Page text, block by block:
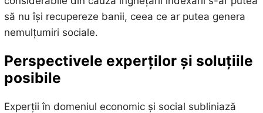
să nu își recupereze banii, ceea ce ar putea genera
nemulțumiri sociale.
Perspectivele experților și soluțiile
posibile
Experții în domeniul economic și social subliniază